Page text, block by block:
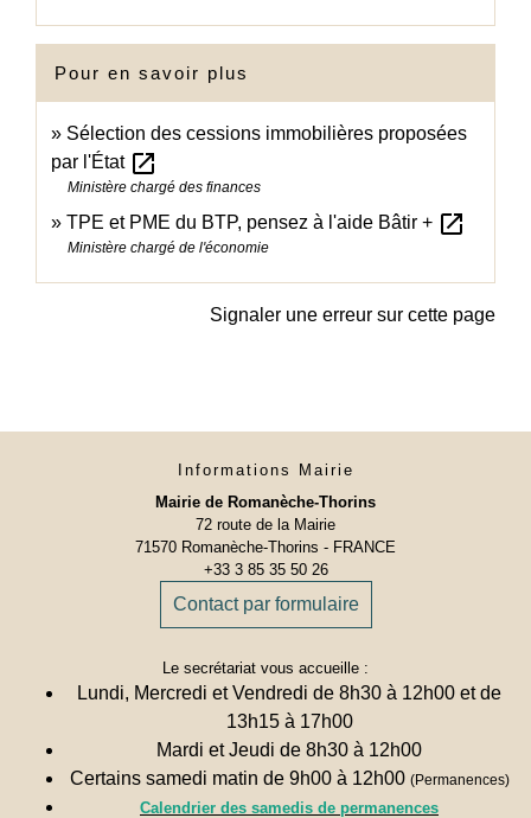
Pour en savoir plus
Sélection des cessions immobilières proposées
par l'État open_in_new
Ministère chargé des finances
TPE et PME du BTP, pensez à l'aide Bâtir + open_in_new
Ministère chargé de l'économie
Signaler une erreur sur cette page
Informations Mairie
Mairie de Romanèche-Thorins
72 route de la Mairie
71570 Romanèche-Thorins - FRANCE
+33 3 85 35 50 26
Contact par formulaire
Le secrétariat vous accueille :
Lundi, Mercredi et Vendredi de 8h30 à 12h00 et de
13h15 à 17h00
Mardi et Jeudi de 8h30 à 12h00
Certains samedi matin de 9h00 à 12h00 (Permanences)
Calendrier des samedis de permanences